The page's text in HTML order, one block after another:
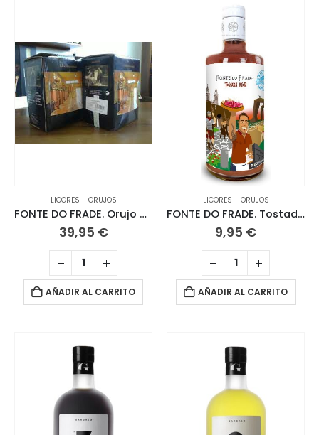
LICORES - ORUJOS
FONTE DO FRADE. Orujo 3 L
39,95 €
AÑADIR AL CARRITO
LICORES - ORUJOS
FONTE DO FRADE. Tostada Licor 70 CL.
9,95 €
AÑADIR AL CARRITO